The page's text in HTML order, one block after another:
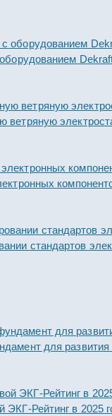
стандартов
для развития
ЭКГ-Рейтинг в 2025